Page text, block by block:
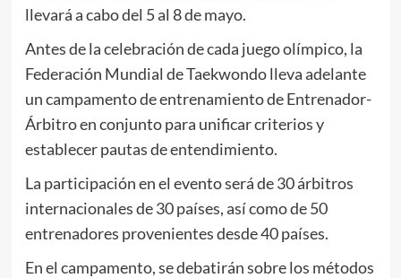
llevará a cabo del 5 al 8 de mayo.
Antes de la celebración de cada juego olímpico, la
Federación Mundial de Taekwondo lleva adelante
un campamento de entrenamiento de Entrenador-
Árbitro en conjunto para unificar criterios y
establecer pautas de entendimiento.
La participación en el evento será de 30 árbitros
internacionales de 30 países, así como de 50
entrenadores provenientes desde 40 países.
En el campamento, se debatirán sobre los métodos